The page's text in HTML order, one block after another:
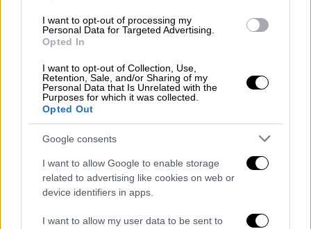
I want to opt-out of processing my
Personal Data for Targeted Advertising.
Opted In
I want to opt-out of Collection, Use,
Retention, Sale, and/or Sharing of my
Personal Data that Is Unrelated with the
Purposes for which it was collected.
Opted Out
Google consents
I want to allow Google to enable storage
related to advertising like cookies on web or
device identifiers in apps.
I want to allow my user data to be sent to
'ξεχειλώσει'. Ό,τι είχα να δώσω, θεωρώ ότι
το έδωσα».